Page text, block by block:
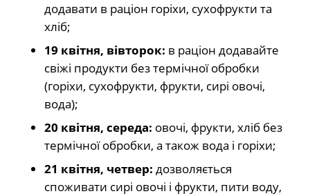
додавати в раціон горіхи, сухофрукти та
хліб;
19 квітня, вівторок: в раціон додавайте
свіжі продукти без термічної обробки
(горіхи, сухофрукти, фрукти, сирі овочі,
вода);
20 квітня, середа: овочі, фрукти, хліб без
термічної обробки, а також вода і горіхи;
21 квітня, четвер: дозволяється
споживати сирі овочі і фрукти, пити воду,